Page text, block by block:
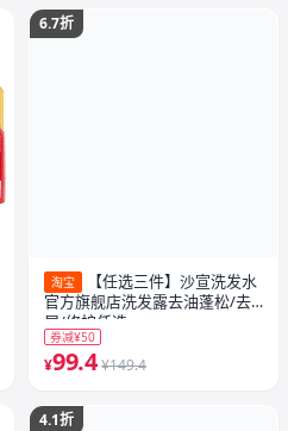
6.7折
淘宝
【任选三件】沙宣洗发水
官方旗舰店洗发露去油蓬松/去
屑/修护任选
券减¥50
¥99.4 ¥149.4
4.1折